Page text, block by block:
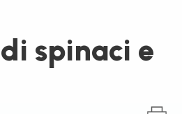
spinaci e